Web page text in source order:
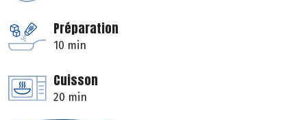
Préparation
10 min
Cuisson
20 min